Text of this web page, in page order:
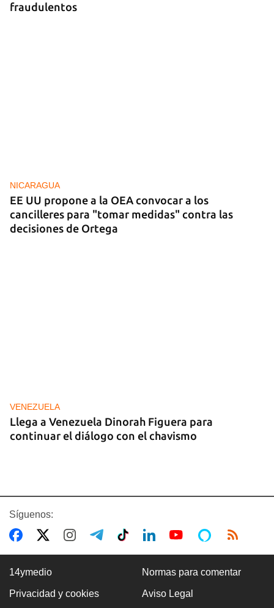
fraudulentos
NICARAGUA
EE UU propone a la OEA convocar a los
cancilleres para "tomar medidas" contra las
decisiones de Ortega
VENEZUELA
Llega a Venezuela Dinorah Figuera para
continuar el diálogo con el chavismo
Síguenos:
14ymedio Normas para comentar
Privacidad y cookies Aviso Legal